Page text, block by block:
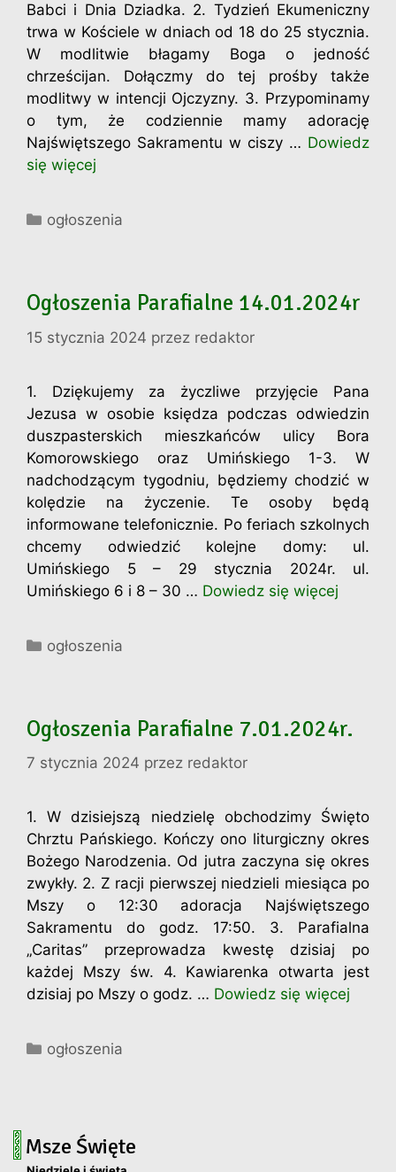
Babci i Dnia Dziadka. 2. Tydzień Ekumeniczny
trwa w Kościele w dniach od 18 do 25 stycznia.
W modlitwie błagamy Boga o jedność
chrześcijan. Dołączmy do tej prośby także
modlitwy w intencji Ojczyzny. 3. Przypominamy
o tym, że codziennie mamy adorację
Najświętszego Sakramentu w ciszy … Dowiedz
się więcej
Kategorie
ogłoszenia
Ogłoszenia Parafialne 14.01.2024r
15 stycznia 2024 przez redaktor
1. Dziękujemy za życzliwe przyjęcie Pana
Jezusa w osobie księdza podczas odwiedzin
duszpasterskich mieszkańców ulicy Bora
Komorowskiego oraz Umińskiego 1-3. W
nadchodzącym tygodniu, będziemy chodzić w
kolędzie na życzenie. Te osoby będą
informowane telefonicznie. Po feriach szkolnych
chcemy odwiedzić kolejne domy: ul.
Umińskiego 5 – 29 stycznia 2024r. ul.
Umińskiego 6 i 8 – 30 … Dowiedz się więcej
Kategorie
ogłoszenia
Ogłoszenia Parafialne 7.01.2024r.
7 stycznia 2024 przez redaktor
1. W dzisiejszą niedzielę obchodzimy Święto
Chrztu Pańskiego. Kończy ono liturgiczny okres
Bożego Narodzenia. Od jutra zaczyna się okres
zwykły. 2. Z racji pierwszej niedzieli miesiąca po
Mszy o 12:30 adoracja Najświętszego
Sakramentu do godz. 17:50. 3. Parafialna
„Caritas” przeprowadza kwestę dzisiaj po
każdej Mszy św. 4. Kawiarenka otwarta jest
dzisiaj po Mszy o godz. … Dowiedz się więcej
Kategorie
ogłoszenia
Msze Święte